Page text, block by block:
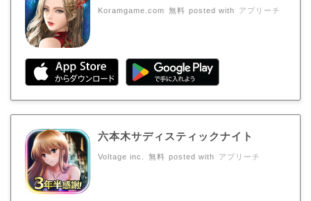
Koramgame.com 無料 posted with アプリーチ
六本木サディスティックナイト
Voltage inc. 無料 posted with アプリーチ